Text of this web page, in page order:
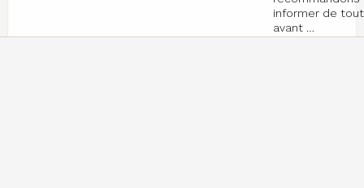
informer de
avant …